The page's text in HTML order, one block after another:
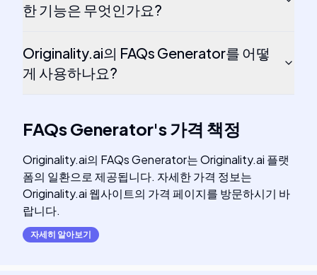
한 기능은 무엇인가요?
Originality.ai의 FAQs Generator를 어떻
게 사용하나요?
FAQs Generator's가격 책정
Originality.ai의 FAQs Generator는 Originality.ai 플랫
폼의 일환으로 제공됩니다. 자세한 가격 정보는
Originality.ai 웹사이트의 가격 페이지를 방문하시기 바
랍니다.
자세히 알아보기